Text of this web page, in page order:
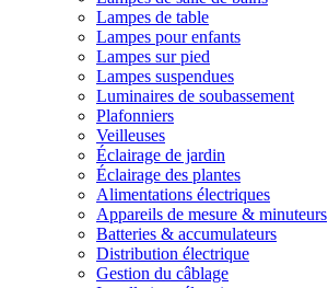
Lampes de table
Lampes pour enfants
Lampes sur pied
Lampes suspendues
Luminaires de soubassement
Plafonniers
Veilleuses
Éclairage de jardin
Éclairage des plantes
Alimentations électriques
Appareils de mesure & minuteurs
Batteries & accumulateurs
Distribution électrique
Gestion du câblage